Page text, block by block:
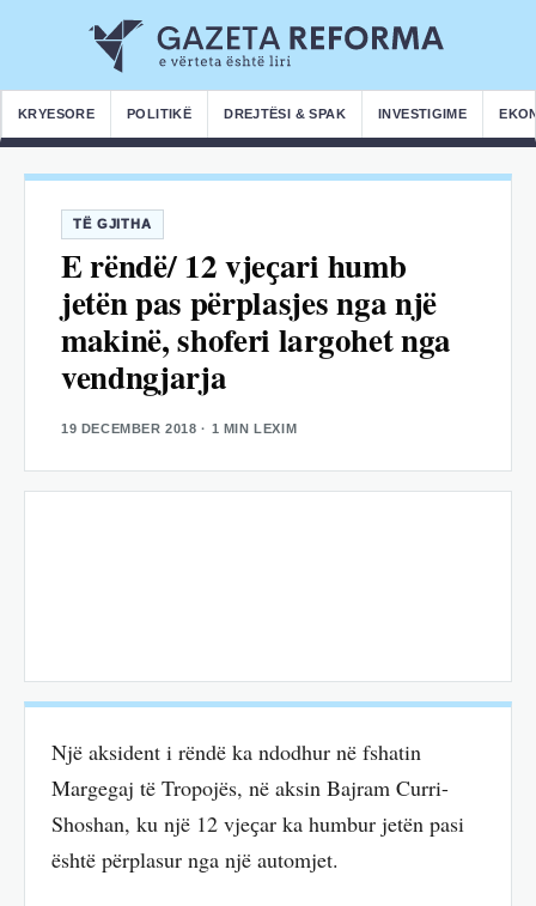
KRYESORE POLITIKË DREJTËSI & SPAK INVESTIGIME
TË GJITHA
E rëndë/ 12 vjeҫari humb
jetën pas përplasjes nga një
makinë, shoferi largohet nga
vendngjarja
19 DECEMBER 2018 · 1 MIN LEXIM
Një aksident i rëndë ka ndodhur në fshatin
Margegaj të Tropojës, në aksin Bajram Curri-
Shoshan, ku një 12 vjeҫar ka humbur jetën pasi
është përplasur nga një automjet.